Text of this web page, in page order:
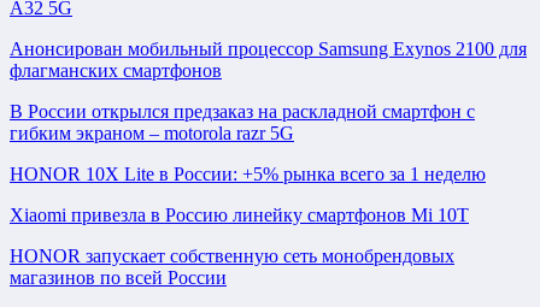
A32 5G
Анонсирован мобильный процессор Samsung Exynos 2100 для
флагманских смартфонов
В России открылся предзаказ на раскладной смартфон с
гибким экраном – motorola razr 5G
HONOR 10X Lite в России: +5% рынка всего за 1 неделю
Xiaomi привезла в Россию линейку смартфонов Mi 10T
HONOR запускает собственную сеть монобрендовых
магазинов по всей России